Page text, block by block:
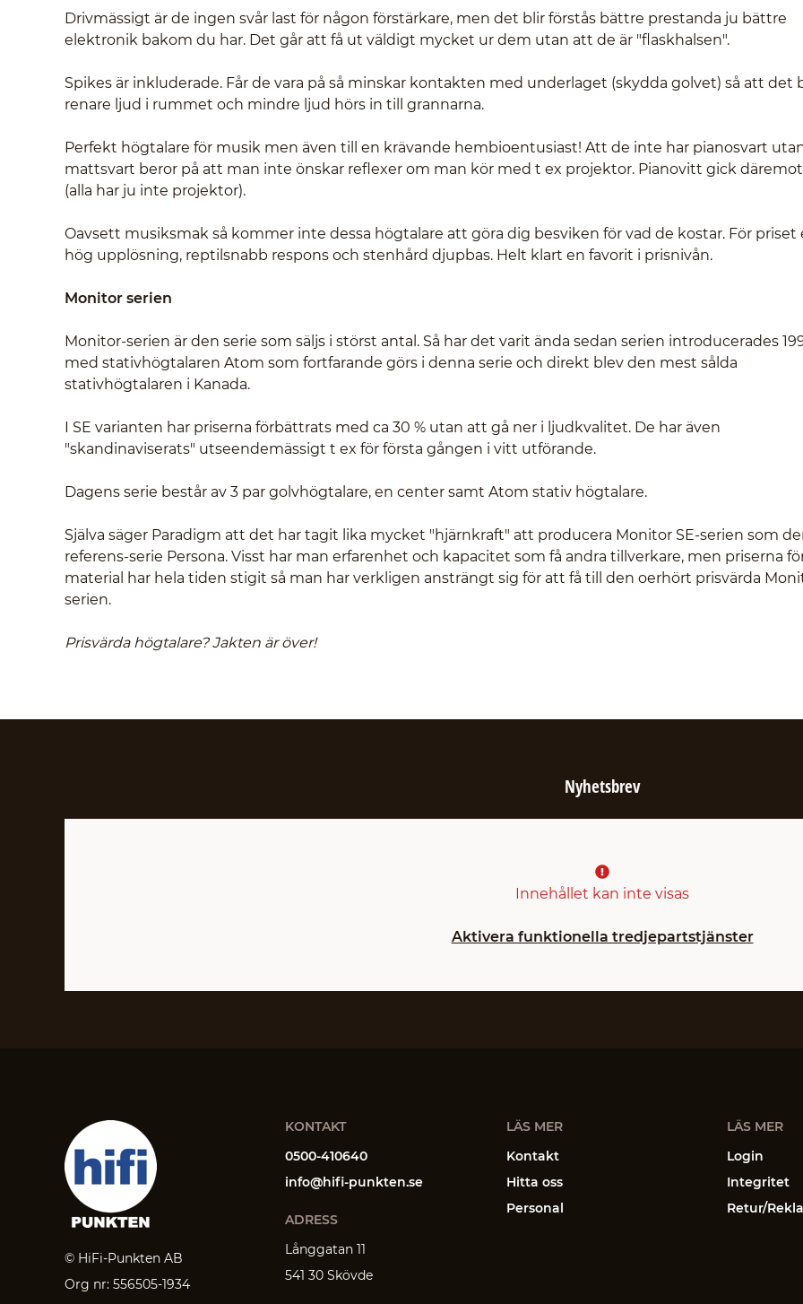
Drivmässigt är de ingen svår last för någon förstärkare, men det blir förstås bättre prestanda ju bättre
elektronik bakom du har. Det går att få ut väldigt mycket ur dem utan att de är "flaskhalsen".
Spikes är inkluderade. Får de vara på så minskar kontakten med underlaget (skydda golvet) så att det
renare ljud i rummet och mindre ljud hörs in till grannarna.
Perfekt högtalare för musik men även till en krävande hembioentusiast! Att de inte har pianosvart
mattsvart beror på att man inte önskar reflexer om man kör med t ex projektor. Pianovitt gick
(alla har ju inte projektor).
Oavsett musiksmak så kommer inte dessa högtalare att göra dig besviken för vad de kostar. För priset
hög upplösning, reptilsnabb respons och stenhård djupbas. Helt klart en favorit i prisnivån.
Monitor serien
Monitor-serien är den serie som säljs i störst antal. Så har det varit ända sedan serien introducerades
med stativhögtalaren Atom som fortfarande görs i denna serie och direkt blev den mest sålda
stativhögtalaren i Kanada.
I SE varianten har priserna förbättrats med ca 30 % utan att gå ner i ljudkvalitet. De har även
"skandinaviserats" utseendemässigt t ex för första gången i vitt utförande.
Dagens serie består av 3 par golvhögtalare, en center samt Atom stativ högtalare.
Själva säger Paradigm att det har tagit lika mycket "hjärnkraft" att producera Monitor SE-serien som
referens-serie Persona. Visst har man erfarenhet och kapacitet som få andra tillverkare, men priserna
material har hela tiden stigit så man har verkligen ansträngt sig för att få till den oerhört prisvärda
serien.
Prisvärda högtalare? Jakten är över!
Nyhetsbrev
Innehållet kan inte visas
Aktivera funktionella tredjepartstjänster
© HiFi-Punkten AB
Org nr: 556505-1934
KONTAKT
0500-410640
info@hifi-punkten.se
ADRESS
Långgatan 11
541 30 Skövde
LÄS MER
Kontakt
Hitta oss
Personal
LÄS MER
Login
Integritet
Retur/